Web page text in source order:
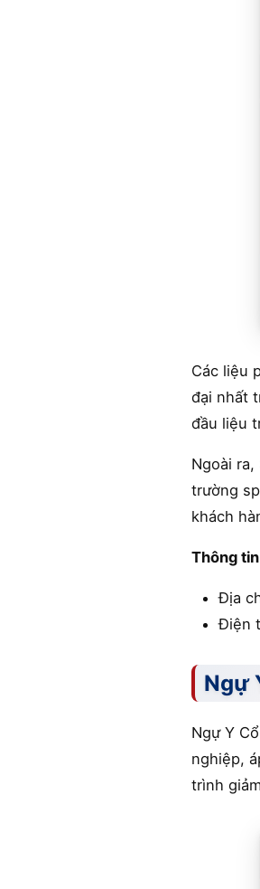
Các liệu
đại nhất
đầu liệu
Ngoài
trường
khách
Thông
Địa
Điện
Ngự
Ngự Y
nghiệp,
trình